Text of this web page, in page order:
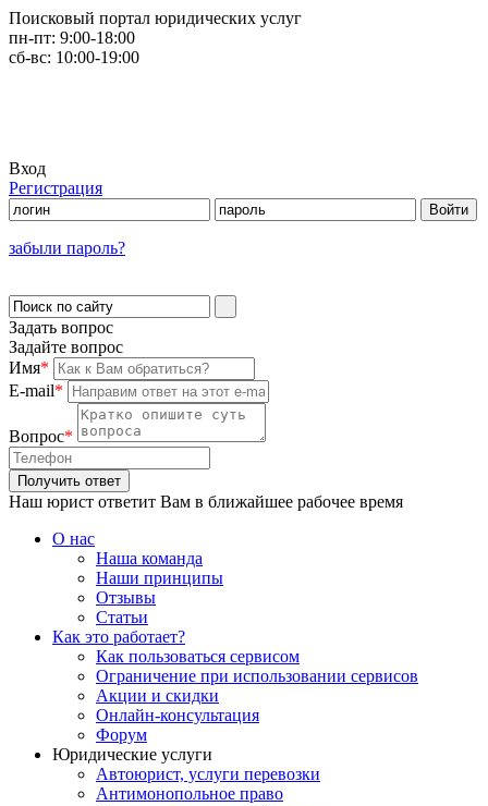
Поисковый портал юридических услуг
пн-пт: 9:00-18:00
сб-вс: 10:00-19:00
Вход
Регистрация
забыли пароль?
Задать вопрос
Задайте вопрос
Имя*
E-mail*
Вопрос*
Наш юрист ответит Вам в ближайшее рабочее время
О нас
Наша команда
Наши принципы
Отзывы
Статьи
Как это работает?
Как пользоваться сервисом
Ограничение при использовании сервисов
Акции и скидки
Онлайн-консультация
Форум
Юридические услуги
Автоюрист, услуги перевозки
Антимонопольное право